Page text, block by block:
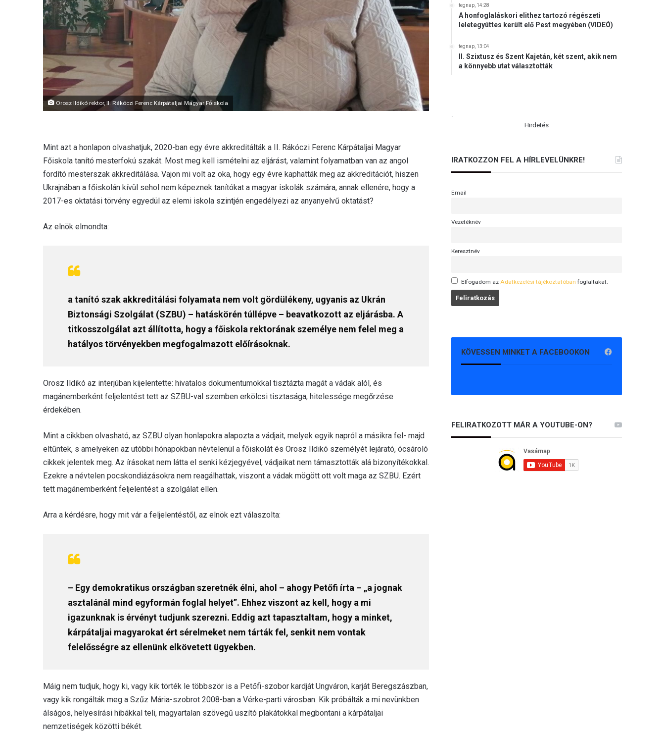
Orosz Ildikó rektor, II. Rákóczi Ferenc Kárpátaljai Magyar Főiskola
Mint azt a honlapon olvashatjuk, 2020-ban egy évre akkreditálták a II. Rákóczi Ferenc Kárpátaljai Magyar
Főiskola tanító mesterfokú szakát. Most meg kell ismételni az eljárást, valamint folyamatban van az angol
fordító mesterszak akkreditálása. Vajon mi volt az oka, hogy egy évre kaphatták meg az akkreditációt, hiszen
Ukrajnában a főiskolán kívül sehol nem képeznek tanítókat a magyar iskolák számára, annak ellenére, hogy a
2017-es oktatási törvény egyedül az elemi iskola szintjén engedélyezi az anyanyelvű oktatást?
Az elnök elmondta:
a tanító szak akkreditálási folyamata nem volt gördülékeny, ugyanis az Ukrán
Biztonsági Szolgálat (SZBU) – hatáskörén túllépve – beavatkozott az eljárásba. A
titkosszolgálat azt állította, hogy a főiskola rektorának személye nem felel meg a
hatályos törvényekben megfogalmazott előírásoknak.
Orosz Ildikó az interjúban kijelentette: hivatalos dokumentumokkal tisztázta magát a vádak alól, és
magánemberként feljelentést tett az SZBU-val szemben erkölcsi tisztasága, hitelessége megőrzése
érdekében.
Mint a cikkben olvasható, az SZBU olyan honlapokra alapozta a vádjait, melyek egyik napról a másikra fel- majd
eltűntek, s amelyeken az utóbbi hónapokban névtelenül a főiskolát és Orosz Ildikó személyét lejárató, ócsároló
cikkek jelentek meg. Az írásokat nem látta el senki kézjegyével, vádjaikat nem támasztották alá bizonyítékokkal.
Ezekre a névtelen pocskondiázásokra nem reagálhattak, viszont a vádak mögött ott volt maga az SZBU. Ezért
tett magánemberként feljelentést a szolgálat ellen.
Arra a kérdésre, hogy mit vár a feljelentéstől, az elnök ezt válaszolta:
– Egy demokratikus országban szeretnék élni, ahol – ahogy Petőfi írta – „a jognak
asztalánál mind egyformán foglal helyet”. Ehhez viszont az kell, hogy a mi
igazunknak is érvényt tudjunk szerezni. Eddig azt tapasztaltam, hogy a minket,
kárpátaljai magyarokat ért sérelmeket nem tárták fel, senkit nem vontak
felelősségre az ellenünk elkövetett ügyekben.
Máig nem tudjuk, hogy ki, vagy kik törték le többször is a Petőfi-szobor kardját Ungváron, karját Beregszászban,
vagy kik rongálták meg a Szűz Mária-szobrot 2008-ban a Vérke-parti városban. Kik próbálták a mi nevünkben
álságos, helyesírási hibákkal teli, magyartalan szövegű uszító plakátokkal megbontani a kárpátaljai
nemzetiségek közötti békét.
tegnap, 14:28
A honfoglaláskori elithez tartozó régészeti
leletegyüttes került elő Pest megyében (VIDEÓ)
tegnap, 13:04
II. Szixtusz és Szent Kajetán, két szent, akik nem
a könnyebb utat választották
.
Hirdetés
IRATKOZZON FEL A HÍRLEVELÜNKRE!
Email
Vezetéknév
Keresztnév
Elfogadom az Adatkezelési tájékoztatóban foglaltakat.
KÖVESSEN MINKET A FACEBOOKON
FELIRATKOZOTT MÁR A YOUTUBE-ON?